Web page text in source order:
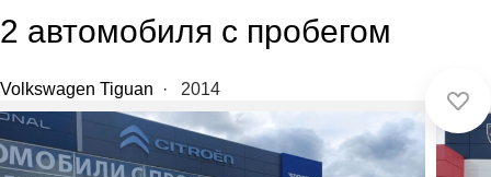
2 автомобиля с пробегом
Volkswagen Tiguan · 2014